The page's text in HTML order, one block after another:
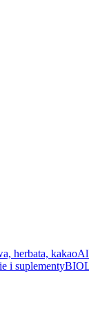
herbata, kakao
i suplementyBIO